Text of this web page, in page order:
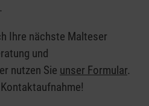
Ihre nächste Malteser
und
nutzen Sie unser Formular.